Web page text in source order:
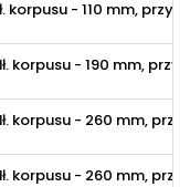
korpusu - 110 mm,
korpusu - 190 mm,
korpusu - 260 mm,
korpusu - 260 mm,